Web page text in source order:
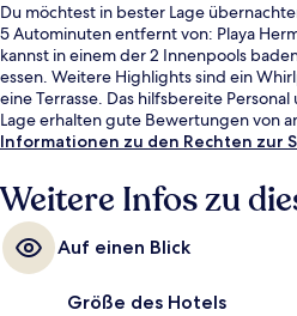
Du möchtest in bester Lage
5 Autominuten entfernt von: Playa
kannst in einem der 2 Innenpools
essen. Weitere Highlights sind ein
eine Terrasse. Das hilfsbereite
Lage erhalten gute Bewertungen von
Informationen zu den Rechten zur
Weitere Infos zu
Auf einen Blick
Größe des Hotels